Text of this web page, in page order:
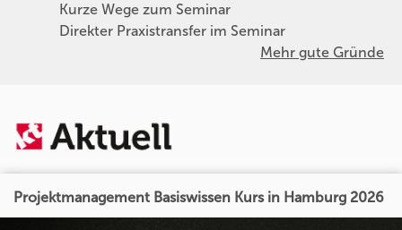
Kurze Wege zum Seminar
Direkter Praxistransfer im Seminar
Mehr gute Gründe
Projektmanagement Basiswissen Kurs in Hamburg 2026